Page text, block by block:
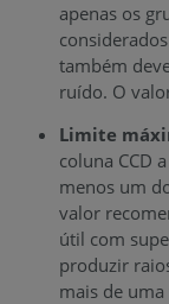
apenas os
também
ruído. O
Limite
coluna CCD
menos um
valor
útil com
produzir
mais de